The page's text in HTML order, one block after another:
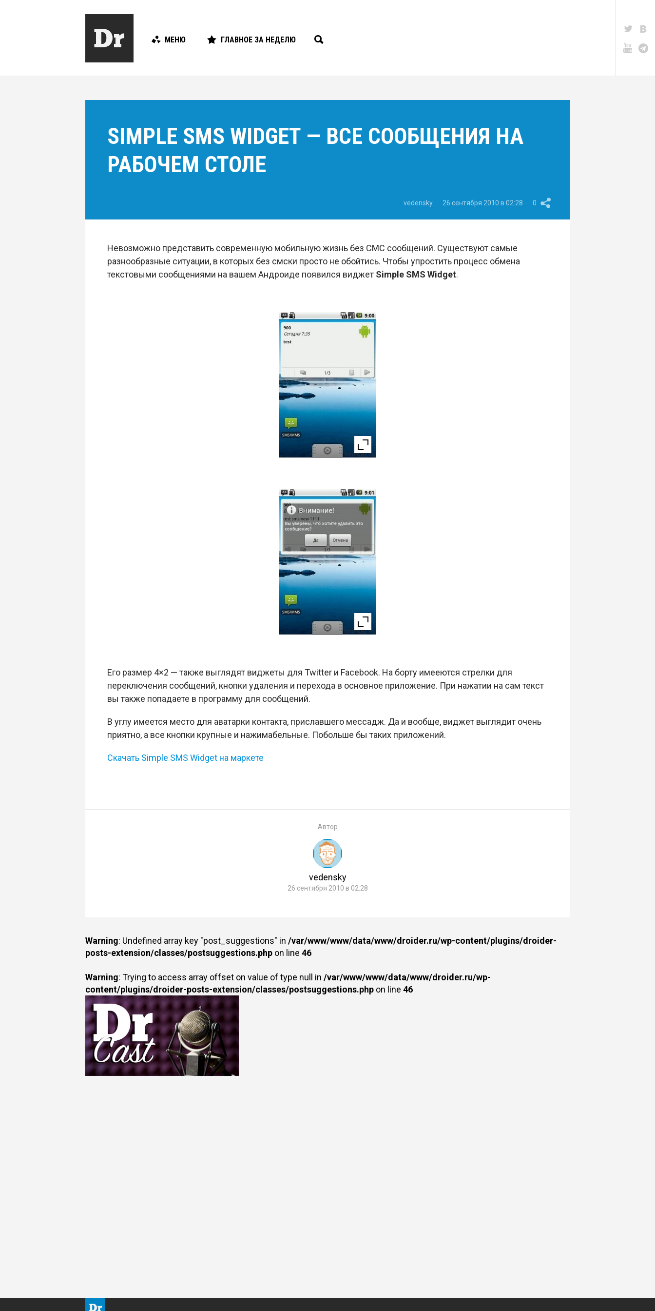
МЕНЮ ГЛАВНОЕ ЗА НЕДЕЛЮ
SIMPLE SMS WIDGET — ВСЕ СООБЩЕНИЯ НА
РАБОЧЕМ СТОЛЕ
vedensky 26 сентября 2010 в 02:28 0
Невозможно представить современную мобильную жизнь без СМС сообщений. Существуют самые
разнообразные ситуации, в которых без смски просто не обойтись. Чтобы упростить процесс обмена
текстовыми сообщениями на вашем Андроиде появился виджет Simple SMS Widget.
Его размер 4×2 — также выглядят виджеты для Twitter и Facebook. На борту имееются стрелки для
переключения сообщений, кнопки удаления и перехода в основное приложение. При нажатии на сам текст
вы также попадаете в программу для сообщений.
В углу имеется место для аватарки контакта, приславшего мессадж. Да и вообще, виджет выглядит очень
приятно, а все кнопки крупные и нажимабельные. Побольше бы таких приложений.
Скачать Simple SMS Widget на маркете
Автор
vedensky
26 сентября 2010 в 02:28
Warning: Undefined array key "post_suggestions" in /var/www/www/data/www/droider.ru/wp-content/plugins/droider-
posts-extension/classes/postsuggestions.phpon line 46
Warning: Trying to access array offset on value of type null in /var/www/www/data/www/droider.ru/wp-
content/plugins/droider-posts-extension/classes/postsuggestions.phpon line 46